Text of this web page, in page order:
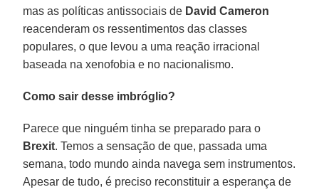
mas as políticas antissociais de David Cameron
reacenderam os ressentimentos das classes
populares, o que levou a uma reação irracional
baseada na xenofobia e no nacionalismo.
Como sair desse imbróglio?
Parece que ninguém tinha se preparado para o
Brexit. Temos a sensação de que, passada uma
semana, todo mundo ainda navega sem instrumentos.
Apesar de tudo, é preciso reconstituir a esperança de